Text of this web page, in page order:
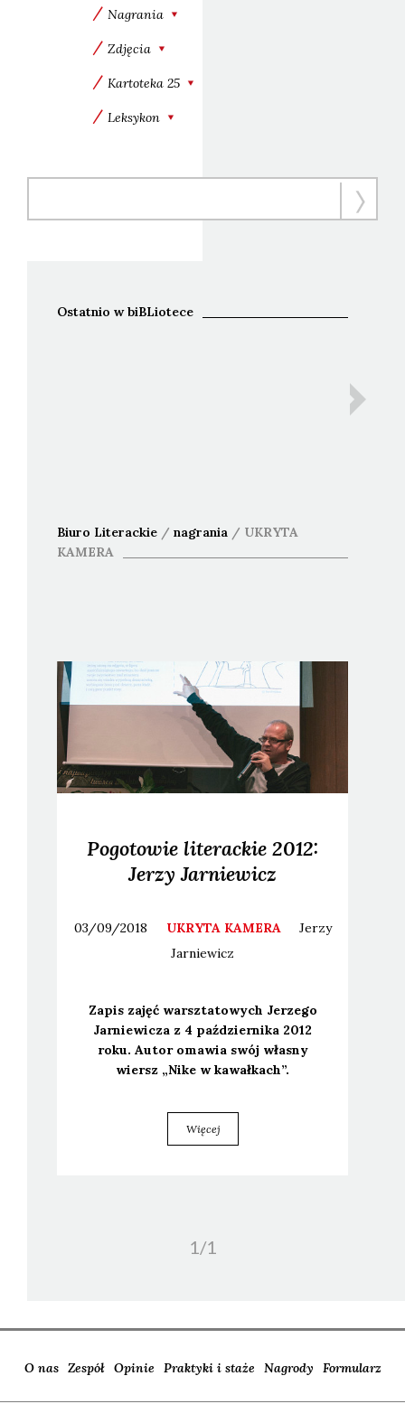
Nagrania
Zdjęcia
Kartoteka 25
Leksykon
Ostatnio w biBLiotece
Biuro Literackie/ nagrania/ UKRYTA
KAMERA
Pogotowie literackie 2012:
Jerzy Jarniewicz
03/09/2018 UKRYTA KAMERA
Jerzy
Jarniewicz
Zapis zajęć warsz­ta­to­wych Jerze­go
Jar­nie­wi­cza z 4 paź­dzier­ni­ka 2012
roku. Autor oma­wia swój wła­sny
wiersz „Nike w kawał­kach”.
Więcej
1/1
O nas Zespół Opinie Praktyki i staże Nagrody Formularz